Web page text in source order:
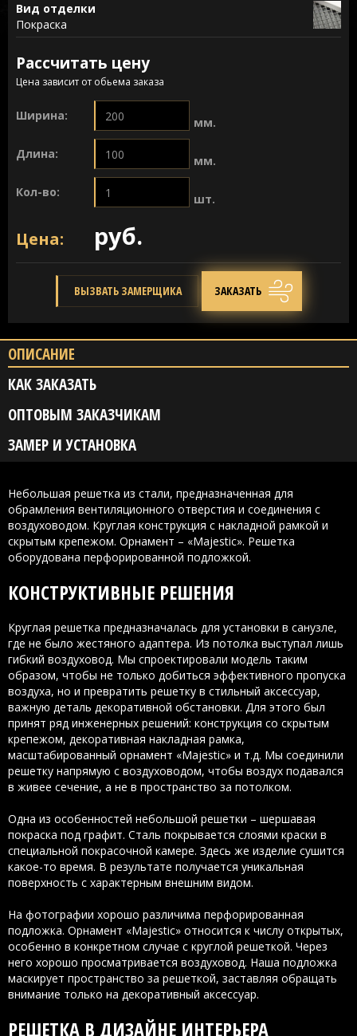
Вид отделки
Покраска
Рассчитать цену
Цена зависит от обьема заказа
Ширина: мм.
Длина: мм.
Кол-во: шт.
Цена: руб.
ВЫЗВАТЬ ЗАМЕРЩИКА ЗАКАЗАТЬ
ОПИСАНИЕ
КАК ЗАКАЗАТЬ
ОПТОВЫМ ЗАКАЗЧИКАМ
ЗАМЕР И УСТАНОВКА
Небольшая решетка из стали, предназначенная для
обрамления вентиляционного отверстия и соединения с
воздуховодом. Круглая конструкция с накладной рамкой и
скрытым крепежом. Орнамент – «Majestic». Решетка
оборудована перфорированной подложкой.
КОНСТРУКТИВНЫЕ РЕШЕНИЯ
Круглая решетка предназначалась для установки в санузле,
где не было жестяного адаптера. Из потолка выступал лишь
гибкий воздуховод. Мы спроектировали модель таким
образом, чтобы не только добиться эффективного пропуска
воздуха, но и превратить решетку в стильный аксессуар,
важную деталь декоративной обстановки. Для этого был
принят ряд инженерных решений: конструкция со скрытым
крепежом, декоративная накладная рамка,
масштабированный орнамент «Majestic» и т.д. Мы соединили
решетку напрямую с воздуховодом, чтобы воздух подавался
в живее сечение, а не в пространство за потолком.
Одна из особенностей небольшой решетки – шершавая
покраска под графит. Сталь покрывается слоями краски в
специальной покрасочной камере. Здесь же изделие сушится
какое-то время. В результате получается уникальная
поверхность с характерным внешним видом.
На фотографии хорошо различима перфорированная
подложка. Орнамент «Majestic» относится к числу открытых,
особенно в конкретном случае с круглой решеткой. Через
него хорошо просматривается воздуховод. Наша подложка
маскирует пространство за решеткой, заставляя обращать
внимание только на декоративный аксессуар.
РЕШЕТКА В ДИЗАЙНЕ ИНТЕРЬЕРА